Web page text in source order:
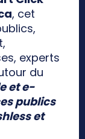
, cet
experts
du
et e-
publics
et